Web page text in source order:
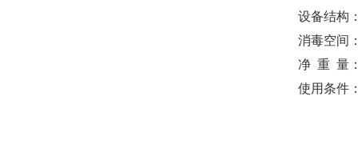
设备结构
消毒空间
净 重 量
使用条件